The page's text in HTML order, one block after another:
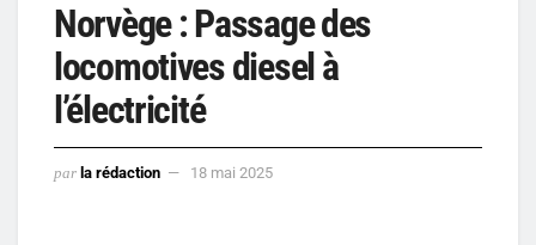
Norvège : Passage des
locomotives diesel à
l’électricité
par la rédaction 18 mai 2025